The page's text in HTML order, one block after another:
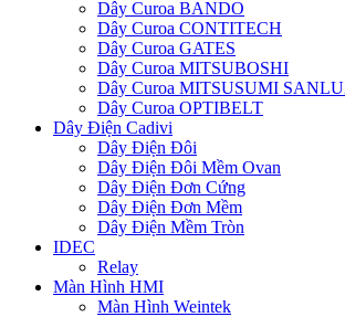
Dây Curoa BANDO
Dây Curoa CONTITECH
Dây Curoa GATES
Dây Curoa MITSUBOSHI
Dây Curoa MITSUSUMI
Dây Curoa OPTIBELT
Dây Điện Cadivi
Dây Điện Đôi
Dây Điện Đôi Mềm Ovan
Dây Điện Đơn Cứng
Dây Điện Đơn Mềm
Dây Điện Mềm Tròn
IDEC
Relay
Màn Hình HMI
Màn Hình Weintek